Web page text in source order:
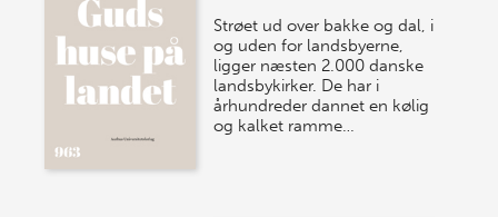
Strøet ud over bakke og dal, i
og uden for landsbyerne,
ligger næsten 2.000 danske
landsbykirker. De har i
århundreder dannet en kølig
og kalket ramme…